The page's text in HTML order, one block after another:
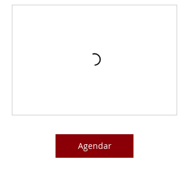
Agendar